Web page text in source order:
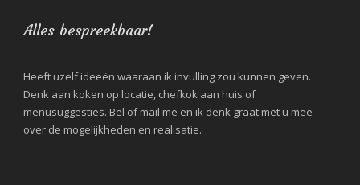
Alles bespreekbaar!
Heeft uzelf ideeën waaraan ik invulling zou kunnen geven.
Denk aan koken op locatie, chefkok aan huis of
menusuggesties. Bel of mail me en ik denk graat met u mee
over de mogelijkheden en realisatie.